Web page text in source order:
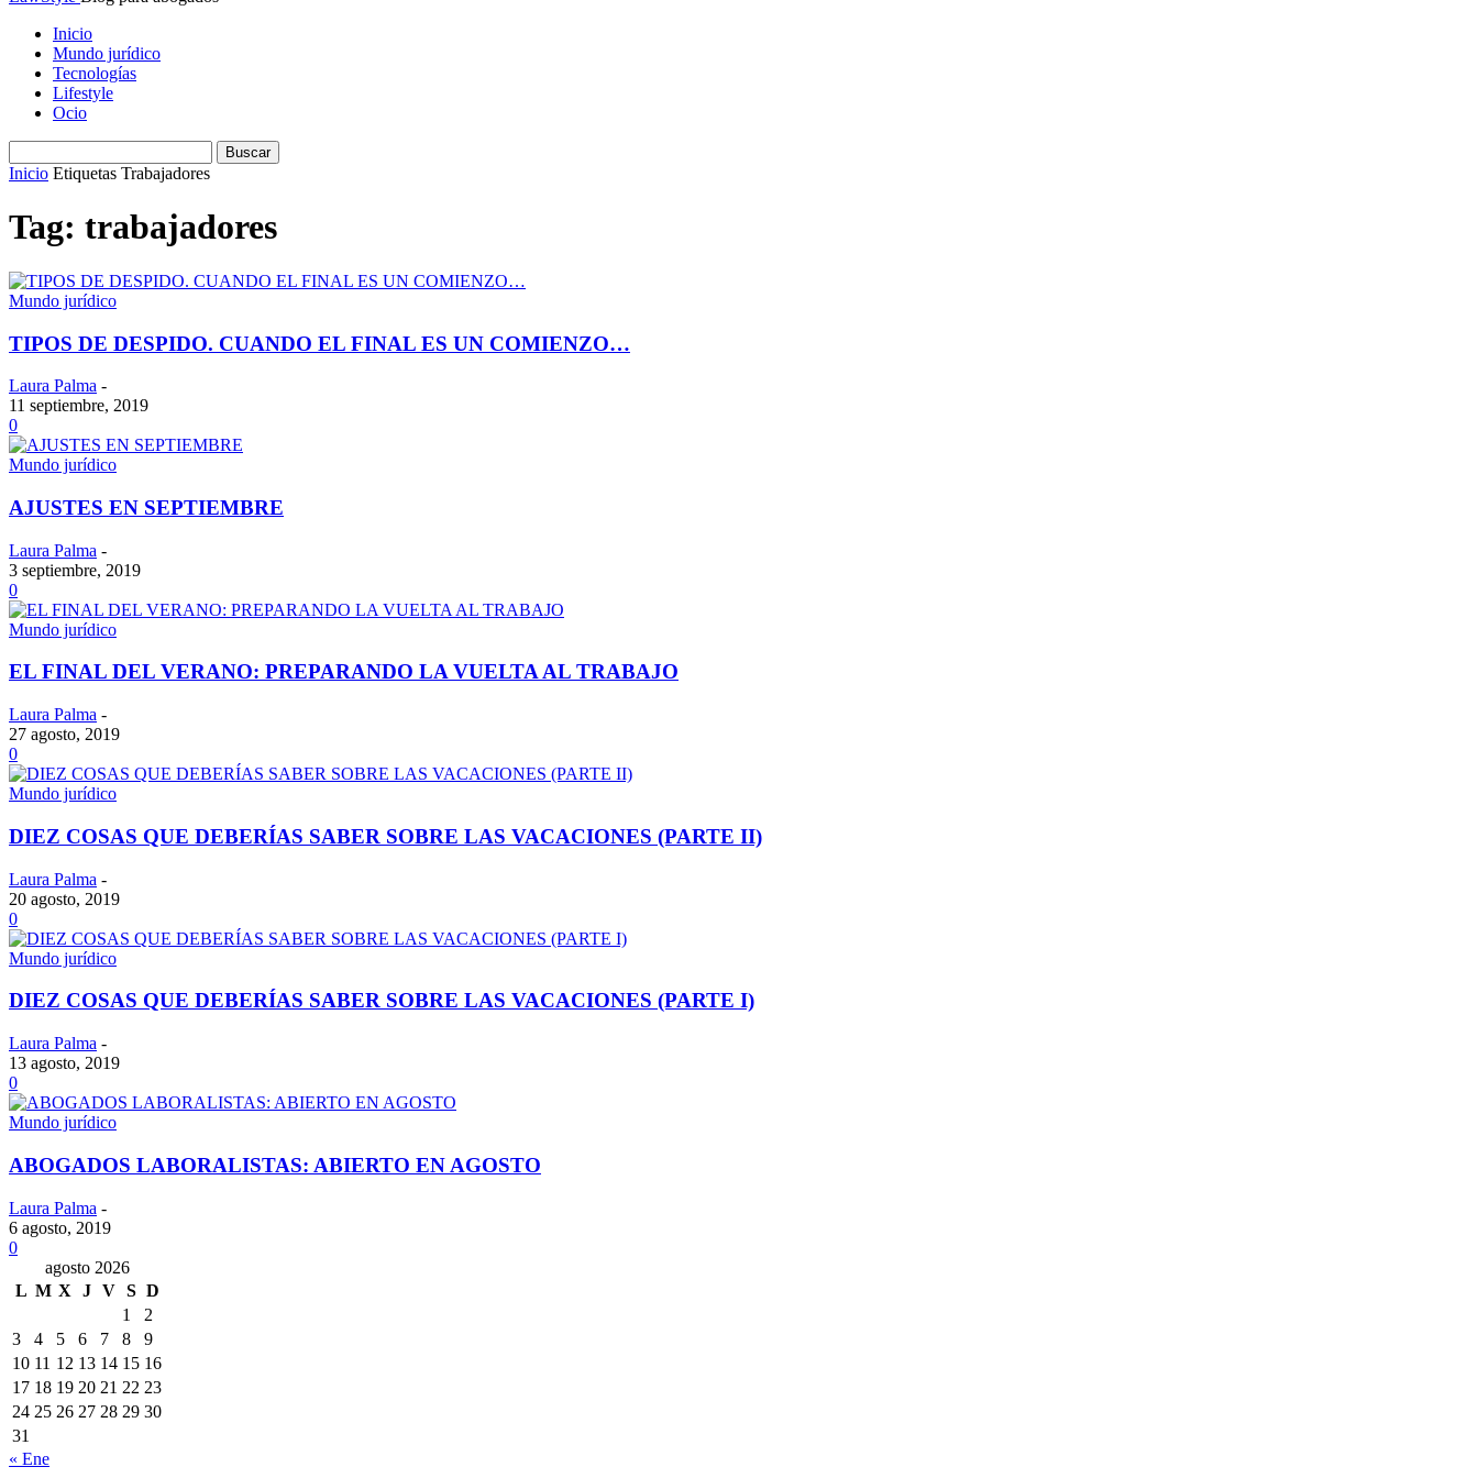
Inicio
Mundo jurídico
Tecnologías
Lifestyle
Ocio
Inicio Etiquetas Trabajadores
Tag: trabajadores
Mundo jurídico
TIPOS DE DESPIDO. CUANDO EL FINAL ES UN COMIENZO…
Laura Palma -
11 septiembre, 2019
0
Mundo jurídico
AJUSTES EN SEPTIEMBRE
Laura Palma -
3 septiembre, 2019
0
Mundo jurídico
EL FINAL DEL VERANO: PREPARANDO LA VUELTA AL TRABAJO
Laura Palma -
27 agosto, 2019
0
Mundo jurídico
DIEZ COSAS QUE DEBERÍAS SABER SOBRE LAS VACACIONES (PARTE II)
Laura Palma -
20 agosto, 2019
0
Mundo jurídico
DIEZ COSAS QUE DEBERÍAS SABER SOBRE LAS VACACIONES (PARTE I)
Laura Palma -
13 agosto, 2019
0
Mundo jurídico
ABOGADOS LABORALISTAS: ABIERTO EN AGOSTO
Laura Palma -
6 agosto, 2019
0
agosto 2026
L M X J V S D
1
2
3
4 5 6 7 8
9
10 11 12 13 14 15 16
17 18 19 20 21 22 23
24 25 26 27 28 29 30
31
« Ene